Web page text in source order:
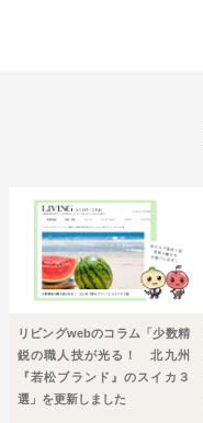
リビングwebのコラム「少数精
鋭の職人技が光る！ 北九州
『若松ブランド』のスイカ３
選」を更新しました